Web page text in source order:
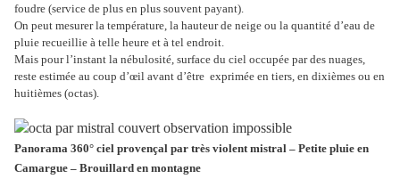
foudre (service de plus en plus souvent payant).
On peut mesurer la température, la hauteur de neige ou la quantité d’eau de
pluie recueillie à telle heure et à tel endroit.
Mais pour l’instant la nébulosité, surface du ciel occupée par des nuages,
reste estimée au coup d’œil avant d’être exprimée en tiers, en dixièmes ou en
huitièmes (octas).
Panorama 360° ciel provençal par très violent mistral – Petite pluie en
Camargue – Brouillard en montagne